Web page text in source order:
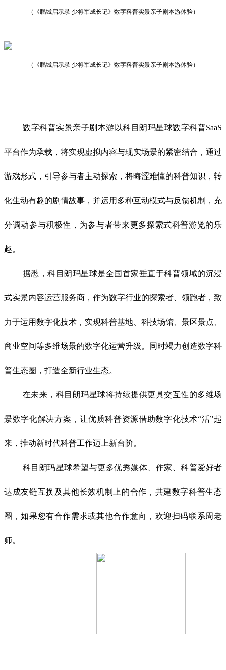
（《鹏城启示录 少将军成长记》数字科普实景亲子剧本游体验）
（《鹏城启示录 少将军成长记》数字科普实景亲子剧本游体验）
数字科普实景亲子剧本游以科目朗玛星球数字科普SaaS
平台作为承载，将实现虚拟内容与现实场景的紧密结合，通过
游戏形式，引导参与者主动探索，将晦涩难懂的科普知识，转
化生动有趣的剧情故事，并运用多种互动模式与反馈机制，充
分调动参与积极性，为参与者带来更多探索式科普游览的乐
趣。
据悉，科目朗玛星球是全国首家垂直于科普领域的沉浸
式实景内容运营服务商，作为数字行业的探索者、领跑者，致
力于运用数字化技术，实现科普基地、科技场馆、景区景点、
商业空间等多维场景的数字化运营升级。同时竭力创造数字科
普生态圈，打造全新行业生态。
在未来，科目朗玛星球将持续提供更具交互性的多维场
景数字化解决方案，让优质科普资源借助数字化技术“活”起
来，推动新时代科普工作迈上新台阶。
科目朗玛星球希望与更多优秀媒体、作家、科普爱好者
达成友链互换及其他长效机制上的合作，共建数字科普生态
圈，如果您有合作需求或其他合作意向，欢迎扫码联系周老
师。